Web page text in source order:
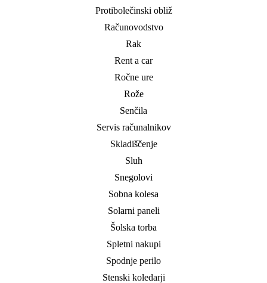
Protibolečinski obliž
Računovodstvo
Rak
Rent a car
Ročne ure
Rože
Senčila
Servis računalnikov
Skladiščenje
Sluh
Snegolovi
Sobna kolesa
Solarni paneli
Šolska torba
Spletni nakupi
Spodnje perilo
Stenski koledarji